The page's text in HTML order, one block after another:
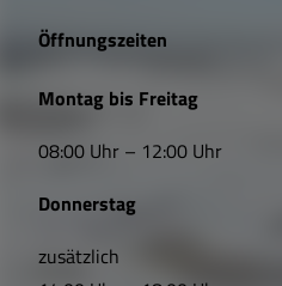
e
L
n
k
s
Öffnungszeiten
Montag bis Freitag
08:00 Uhr – 12:00 Uhr
Donnerstag
zusätzlich